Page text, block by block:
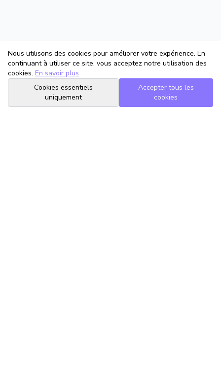
Nous utilisons des cookies pour améliorer votre expérience. En
continuant à utiliser ce site, vous acceptez notre utilisation des
cookies. En savoir plus
Cookies essentiels
uniquement
Accepter tous les
cookies